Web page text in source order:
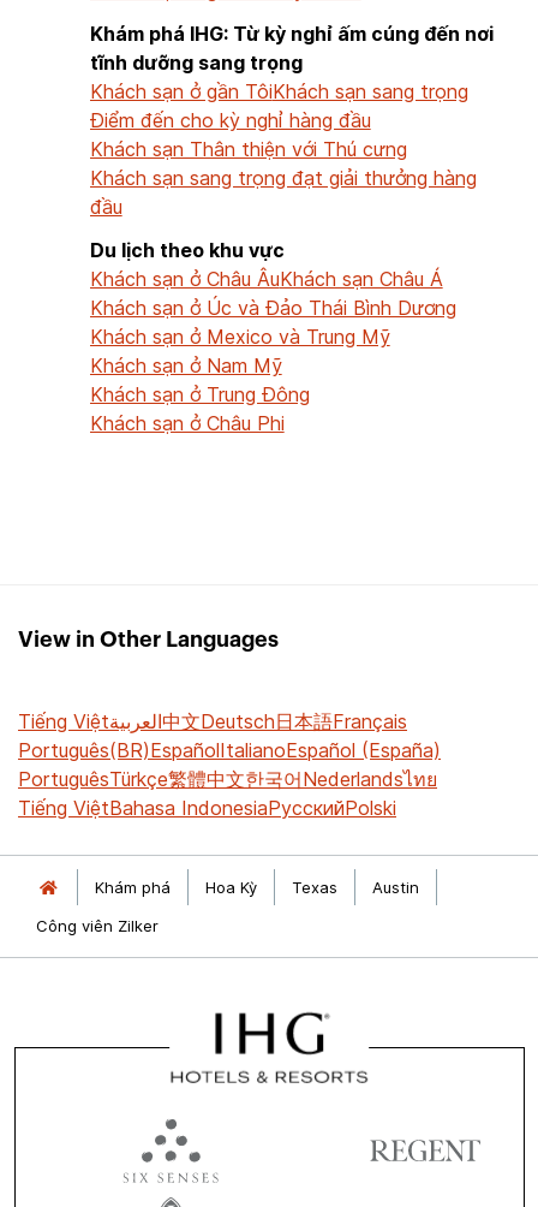
Khám phá IHG: Từ kỳ nghỉ ấm cúng đến nơi
tĩnh dưỡng sang trọng
Khách sạn ở gần TôiKhách sạn sang trọng
Điểm đến cho kỳ nghỉ hàng đầu
Khách sạn Thân thiện với Thú cưng
Khách sạn sang trọng đạt giải thưởng hàng
đầu
Du lịch theo khu vực
Khách sạn ở Châu ÂuKhách sạn Châu Á
Khách sạn ở Úc và Đảo Thái Bình Dương
Khách sạn ở Mexico và Trung Mỹ
Khách sạn ở Nam Mỹ
Khách sạn ở Trung Đông
Khách sạn ở Châu Phi
View in Other Languages
Tiếng Việtالعربية中文Deutsch日本語Français
Português(BR)EspañolItalianoEspañol (España)
PortuguêsTürkçe繁體中文한국어Nederlandsไทย
Tiếng ViệtBahasa IndonesiaРусскийPolski
Khám phá Hoa Kỳ Texas
Austin
Công viên Zilker